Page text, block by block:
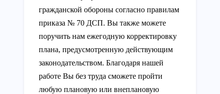
гражданской обороны согласно правилам
приказа № 70 ДСП. Вы также можете
поручить нам ежегодную корректировку
плана, предусмотренную действующим
законодательством. Благодаря нашей
работе Вы без труда сможете пройти
любую плановую или внеплановую